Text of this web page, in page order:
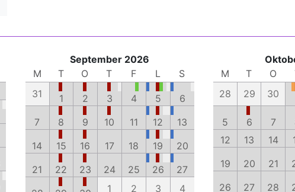
September 2026
M
T O T F L
S
31
1 2 3 4 5
6
7
8 9 10 11 12
13
14
15 16 17 18 19
20
21
22 23 24 25 26
27
1 2 3 4
M
T O
28
29 30
5
6 7
12
13 14
19
20 21
26
27 28